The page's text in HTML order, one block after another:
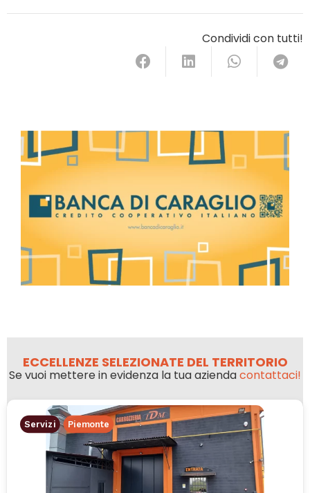
Condividi con tutti!
ECCELLENZE SELEZIONATE DEL TERRITORIO
Se vuoi mettere in evidenza la tua aziendacontattaci!
Servizi Piemonte